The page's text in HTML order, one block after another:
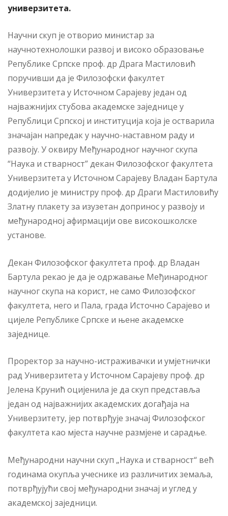
универзитета.
Научни скуп је отворио министар за
научнотехнолошки развој и високо образовање
Републике Српске проф. др Драга Мастиловић
поручивши да је Филозофски факултет
Универзитета у Источном Сарајеву један од
најважнијих стубова академске заједнице у
Републици Српској и институција која је остварила
значајан напредак у научно-наставном раду и
развоју. У оквиру Међународног научног скупа
“Наука и стварност” декан Филозофског факултета
Универзитета у Источном Сарајеву Владан Бартула
додијелио је министру проф. др Драги Мастиловићу
Златну плакету за изузетан допринос у развоју и
међународној афирмацији ове високошколске
установе.
Декан Филозофског факултета проф. др Владан
Бартула рекао је да је одржавање Међинародног
научног скупа на корист, не само Филозофског
факултета, него и Пала, града Источно Сарајево и
цијеле Републике Српске и њене академске
заједнице.
Проректор за научно-истраживачки и умјетнички
рад Универзитета у Источном Сарајеву проф. др
Јелена Крунић оцијенила је да скуп представља
један од најважнијих академских догађаја на
Универзитету, јер потврђује значај Филозофског
факултета као мјеста научне размјене и сарадње.
Међународни научни скуп „Наука и стварност“ већ
годинама окупља учеснике из различитих земаља,
потврђујући свој међународни значај и углед у
академској заједници.